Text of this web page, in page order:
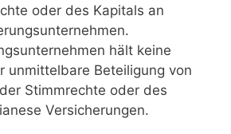
oder des Kapitals an
hält keine
unmittelbare Beteiligung von
Stimmrechte oder des
Versicherungen.